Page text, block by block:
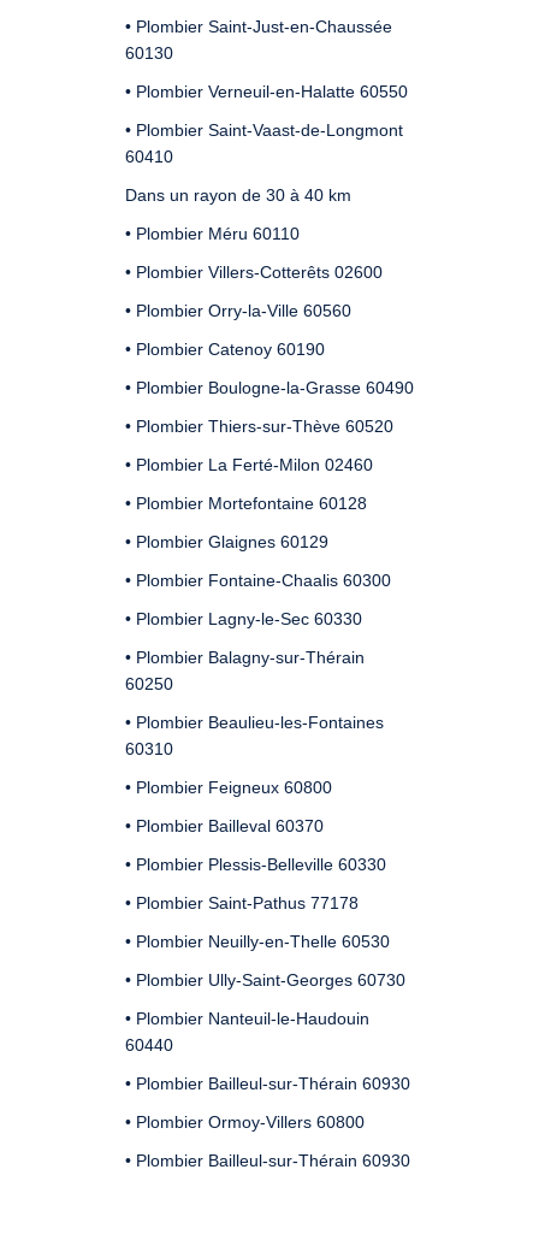
• Plombier Saint-Just-en-Chaussée
60130
• Plombier Verneuil-en-Halatte 60550
• Plombier Saint-Vaast-de-Longmont
60410
Dans un rayon de 30 à 40 km
• Plombier Méru 60110
• Plombier Villers-Cotterêts 02600
• Plombier Orry-la-Ville 60560
• Plombier Catenoy 60190
• Plombier Boulogne-la-Grasse 60490
• Plombier Thiers-sur-Thève 60520
• Plombier La Ferté-Milon 02460
• Plombier Mortefontaine 60128
• Plombier Glaignes 60129
• Plombier Fontaine-Chaalis 60300
• Plombier Lagny-le-Sec 60330
• Plombier Balagny-sur-Thérain
60250
• Plombier Beaulieu-les-Fontaines
60310
• Plombier Feigneux 60800
• Plombier Bailleval 60370
• Plombier Plessis-Belleville 60330
• Plombier Saint-Pathus 77178
• Plombier Neuilly-en-Thelle 60530
• Plombier Ully-Saint-Georges 60730
• Plombier Nanteuil-le-Haudouin
60440
• Plombier Bailleul-sur-Thérain 60930
• Plombier Ormoy-Villers 60800
• Plombier Bailleul-sur-Thérain 60930